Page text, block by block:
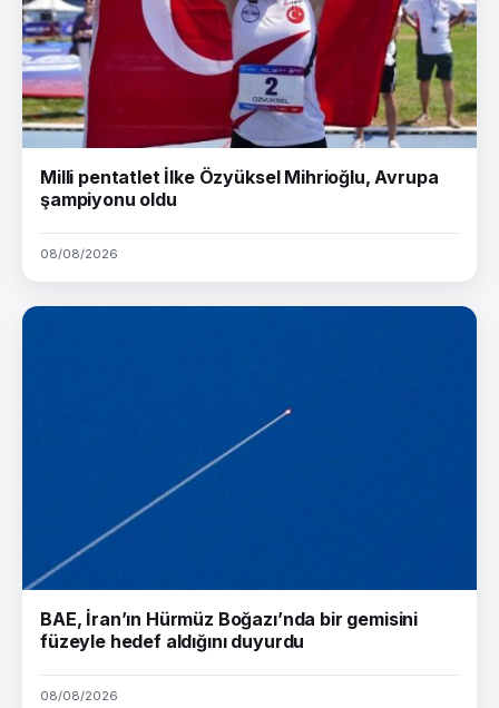
Milli pentatlet İlke Özyüksel Mihrioğlu, Avrupa
şampiyonu oldu
08/08/2026
BAE, İran’ın Hürmüz Boğazı’nda bir gemisini
füzeyle hedef aldığını duyurdu
08/08/2026